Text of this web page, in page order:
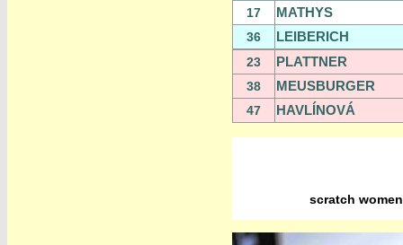
17 MATHYS
36 LEIBERICH
23 PLATTNER
38 MEUSBURGER
47 HAVLÍNOVÁ
scratch